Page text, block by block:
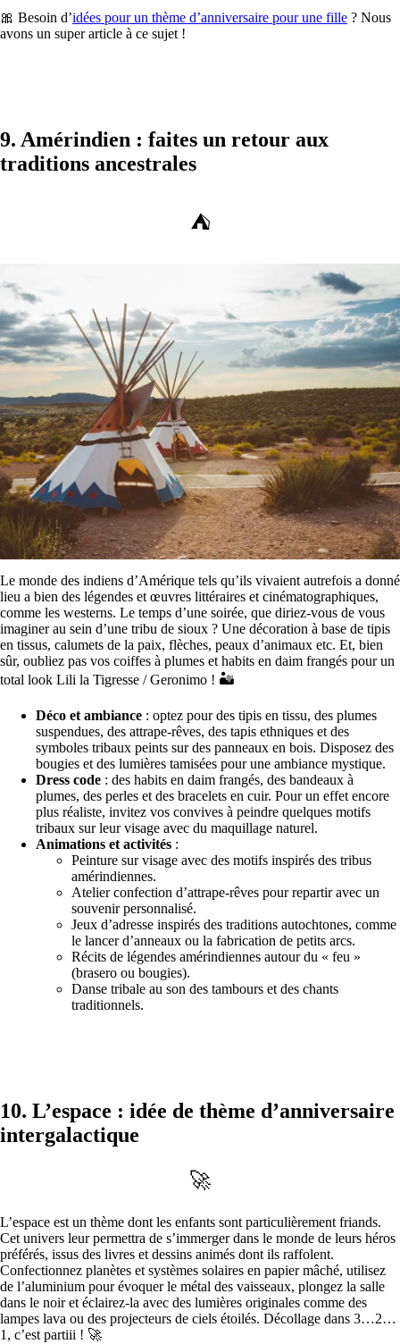
🎀 Besoin d’idées pour un thème d’anniversaire pour une fille ? Nous
avons un super article à ce sujet !
9. Amérindien : faites un retour aux
traditions ancestrales
⛺️
Le monde des indiens d’Amérique tels qu’ils vivaient autrefois a donné
lieu a bien des légendes et œuvres littéraires et cinématographiques,
comme les westerns. Le temps d’une soirée, que diriez-vous de vous
imaginer au sein d’une tribu de sioux ? Une décoration à base de tipis
en tissus, calumets de la paix, flèches, peaux d’animaux etc. Et, bien
sûr, oubliez pas vos coiffes à plumes et habits en daim frangés pour un
total look Lili la Tigresse / Geronimo ! 🏜
Déco et ambiance : optez pour des tipis en tissu, des plumes
suspendues, des attrape-rêves, des tapis ethniques et des
symboles tribaux peints sur des panneaux en bois. Disposez des
bougies et des lumières tamisées pour une ambiance mystique.
Dress code : des habits en daim frangés, des bandeaux à
plumes, des perles et des bracelets en cuir. Pour un effet encore
plus réaliste, invitez vos convives à peindre quelques motifs
tribaux sur leur visage avec du maquillage naturel.
Animations et activités :
Peinture sur visage avec des motifs inspirés des tribus
amérindiennes.
Atelier confection d’attrape-rêves pour repartir avec un
souvenir personnalisé.
Jeux d’adresse inspirés des traditions autochtones, comme
le lancer d’anneaux ou la fabrication de petits arcs.
Récits de légendes amérindiennes autour du « feu »
(brasero ou bougies).
Danse tribale au son des tambours et des chants
traditionnels.
10. L’espace : idée de thème d’anniversaire
intergalactique
🚀
L’espace est un thème dont les enfants sont particulièrement friands.
Cet univers leur permettra de s’immerger dans le monde de leurs héros
préférés, issus des livres et dessins animés dont ils raffolent.
Confectionnez planètes et systèmes solaires en papier mâché, utilisez
de l’aluminium pour évoquer le métal des vaisseaux, plongez la salle
dans le noir et éclairez-la avec des lumières originales comme des
lampes lava ou des projecteurs de ciels étoilés. Décollage dans 3…2…
1, c’est partiii ! 🚀